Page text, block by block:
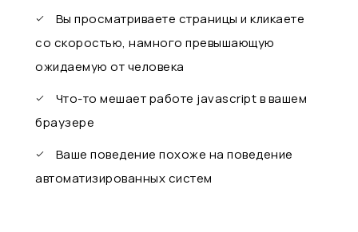
Вы просматриваете страницы и кликаете
со скоростью, намного превышающую
ожидаемую от человека
Что-то мешает работе javascript в вашем
браузере
Ваше поведение похоже на поведение
автоматизированных систем